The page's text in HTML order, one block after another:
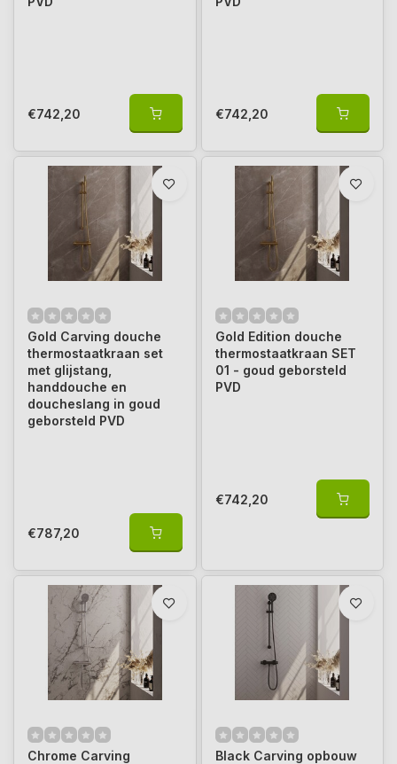
€742,20 €742,20
Gold Carving douche
thermostaatkraan set
met glijstang,
handdouche en
doucheslang in goud
geborsteld PVD
€787,20
Gold Edition douche
thermostaatkraan SET
01 - goud geborsteld
PVD
€742,20
Chrome Carving
Black Carving opbouw